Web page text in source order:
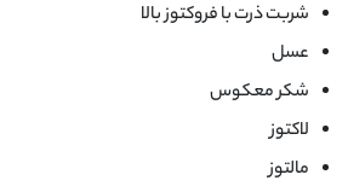
شربت ذرت با فروکتوز بالا
عسل
شکر معکوس
لاکتوز
مالتوز